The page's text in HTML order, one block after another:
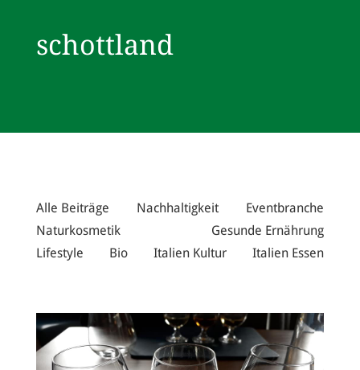
schottland
Alle Beiträge Nachhaltigkeit
Eventbranche
Naturkosmetik
Gesunde Ernährung
Lifestyle
Bio Italien Kultur Italien Essen